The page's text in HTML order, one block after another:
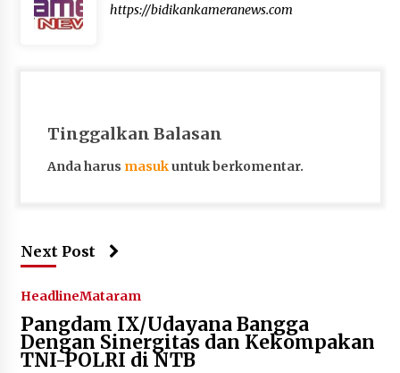
https://bidikankameranews.com
Tinggalkan Balasan
Anda harus masukuntuk berkomentar.
Next Post
HeadlineMataram
Pangdam IX/Udayana Bangga
Dengan Sinergitas dan Kekompakan
TNI-POLRI di NTB